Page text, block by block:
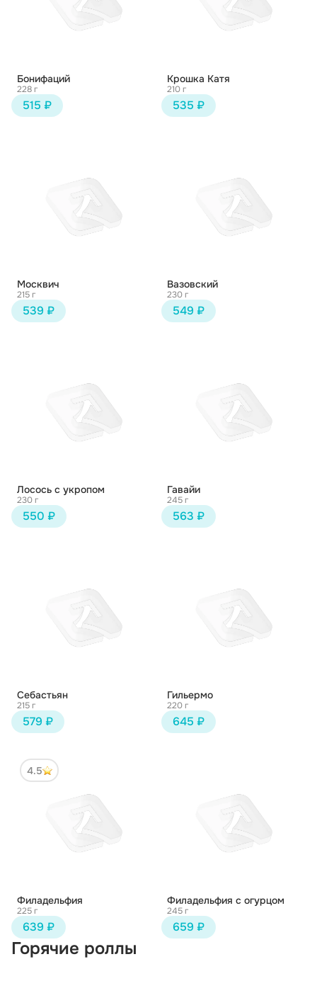
Бонифаций
228 г
515 ₽
Крошка Катя
210 г
535 ₽
Москвич
215 г
539 ₽
Вазовский
230 г
549 ₽
Лосось с укропом
230 г
550 ₽
Гавайи
245 г
563 ₽
Себастьян
215 г
579 ₽
Гильермо
220 г
645 ₽
4.5
Филадельфия
225 г
639 ₽
Филадельфия с огурцом
245 г
659 ₽
Горячие роллы